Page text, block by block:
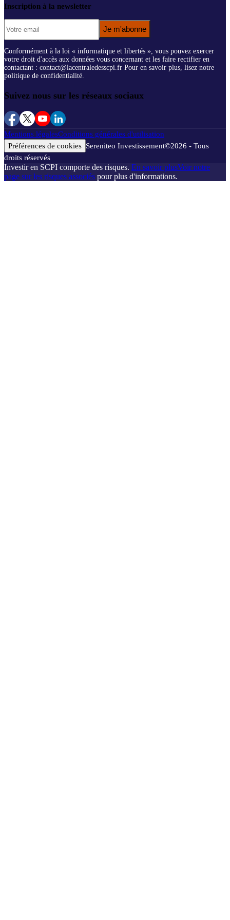
Inscription à la newsletter
Je m'abonne
Conformément à la loi « informatique et libertés », vous pouvez exercer
votre droit d'accès aux données vous concernant et les faire rectifier en
contactant : contact@lacentraledesscpi.fr Pour en savoir plus, lisez notre
politique de confidentialité.
Suivez nous sur les réseaux sociaux
Mentions légalesConditions générales d'utilisation
Préférences de cookies Sereniteo Investissement©2026 - Tous
droits réservés
Investir en SCPI comporte des risques. En savoir plusVoir notre
page sur les risques associés pour plus d'informations.